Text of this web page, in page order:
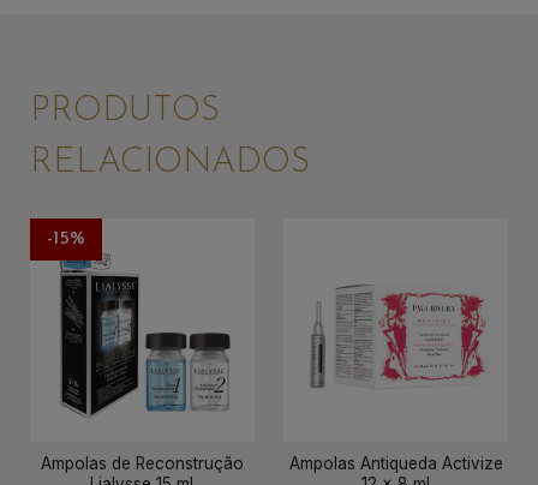
PRODUTOS
RELACIONADOS
-15%
Ampolas de Reconstrução
Ampolas Antiqueda Activize